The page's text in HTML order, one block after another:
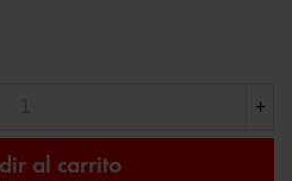
+
al carrito